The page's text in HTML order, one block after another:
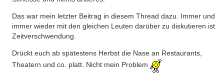
Das war mein letzter Beitrag in diesem Thread dazu. Immer und
immer wieder mit den gleichen Leuten darüber zu diskutieren ist
Zeitverschwendung.
Drückt euch ab spätestens Herbst die Nase an Restaurants,
Theatern und co. platt. Nicht mein Problem